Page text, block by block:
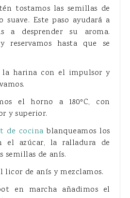
tostamos las semillas de
suave. Este paso ayudará a
a desprender su aroma.
reservamos hasta que se
la harina con el impulsor y
el horno a 180ºC, con
y superior.
de cocina blanqueamos los
el azúcar, la ralladura de
semillas de anís.
licor de anís y mezclamos.
en marcha añadimos el